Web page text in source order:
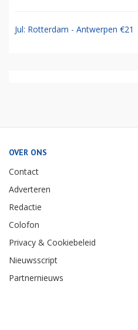
Jul: Rotterdam - Antwerpen €21
OVER ONS
Contact
Adverteren
Redactie
Colofon
Privacy & Cookiebeleid
Nieuwsscript
Partnernieuws